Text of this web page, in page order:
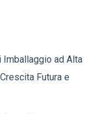
ad Alta
Futura e